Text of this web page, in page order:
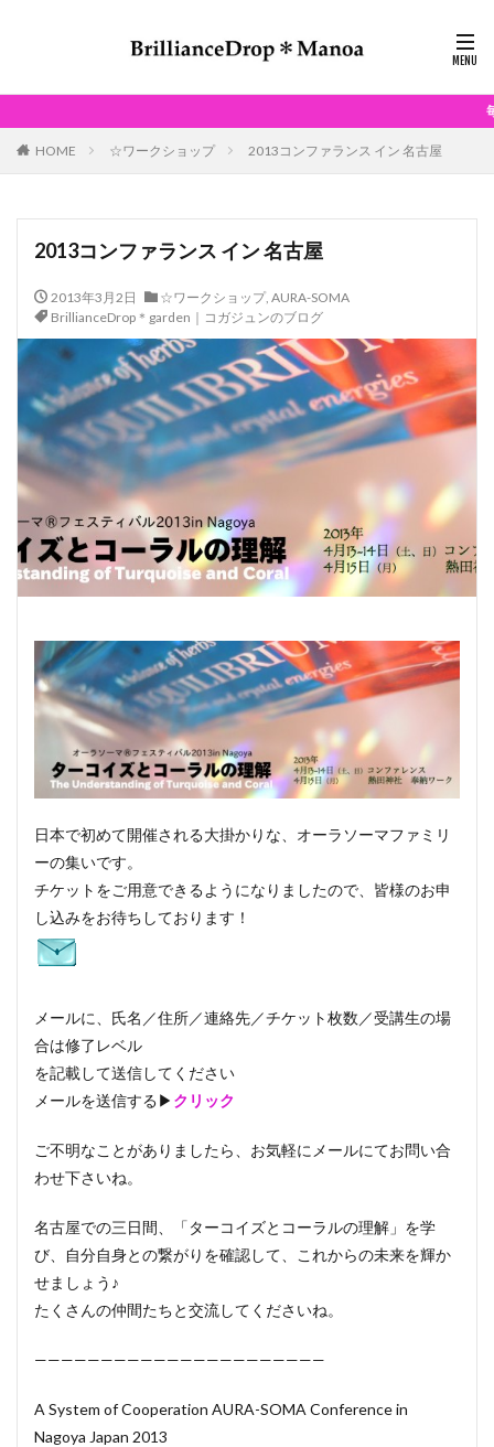
毎月、どなたでもご参
HOME ☆ワークショップ 2013コンファランス イン 名古屋
2013コンファランス イン 名古屋
2013年3月2日 ☆ワークショップ, AURA-SOMA
BrillianceDrop＊garden｜コガジュンのブログ
日本で初めて開催される大掛かりな、オーラソーマファミリ
ーの集いです。
チケットをご用意できるようになりましたので、皆様のお申
し込みをお待ちしております！
メールに、氏名／住所／連絡先／チケット枚数／受講生の場
合は修了レベル
を記載して送信してください
メールを送信する▶ クリック
ご不明なことがありましたら、お気軽にメールにてお問い合
わせ下さいね。
名古屋での三日間、「ターコイズとコーラルの理解」を学
び、自分自身との繋がりを確認して、これからの未来を輝か
せましょう♪
たくさんの仲間たちと交流してくださいね。
——————————————————————
A System of Cooperation AURA-SOMA Conference in
Nagoya Japan 2013